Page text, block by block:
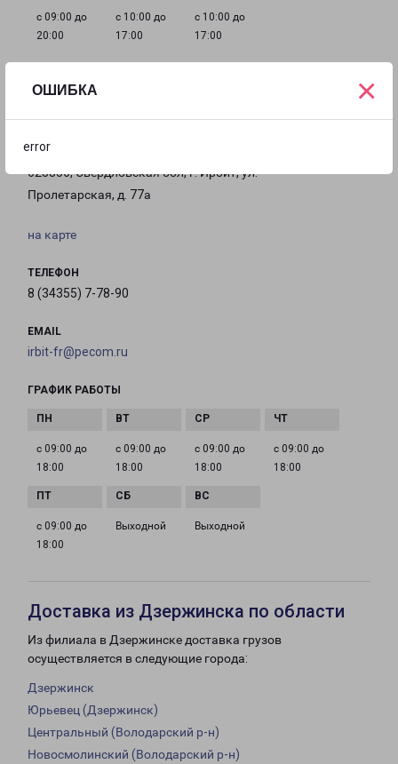
ОШИБКА
error
×
с 09:00 до
20:00
с 10:00 до
17:00
с 10:00 до
17:00
ИРБИТ
623856, Свердловская обл, г. Ирбит, ул.
Пролетарская, д. 77а
на карте
ТЕЛЕФОН
8 (34355) 7-78-90
EMAIL
irbit-fr@pecom.ru
ГРАФИК РАБОТЫ
с 09:00 до
18:00
с 09:00 до
18:00
с 09:00 до
18:00
с 09:00 до
18:00
с 09:00 до
18:00
Выходной Выходной
Доставка из Дзержинска по области
Из филиала в Дзержинске доставка грузов
осуществляется в следующие города:
Дзержинск
Юрьевец (Дзержинск)
Центральный (Володарский р-н)
Новосмолинский (Володарский р-н)